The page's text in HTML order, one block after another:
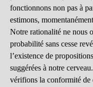
fonctionnons non pas à
estimons,
Notre rationalité ne nous
probabilité sans cesse
l’existence de
suggérées à notre
vérifions la conformité de